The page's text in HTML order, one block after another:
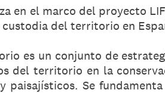
en el marco del proyecto
del territorio en
es un conjunto de
del territorio en la
paisajísticos. Se